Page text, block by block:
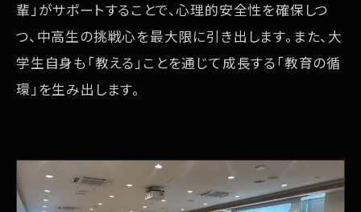
輩」がサポートすることで、心理的安全性を確保しつ
つ、中高生の挑戦心を最大限に引き出します。また、大
学生自身も「教える」ことを通じて成長する「教育の循
環」を生み出します。